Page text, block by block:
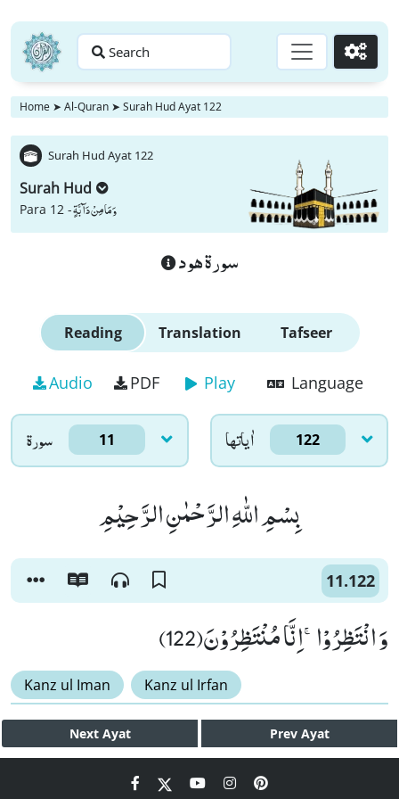
Search Go
Home ➤ Al-Quran ➤ Surah Hud Ayat 122
Surah Hud Ayat 122
Surah Hud
Para 12 -وَ مَا مِنْ دَآبَّةٍ
سورة هود
Reading Translation Tafseer
Audio PDF Play Language
سورۃ 11 اٰياتها 122
بِسْمِ اللّٰهِ الرَّحْمٰنِ الرَّحِیْمِ
11.122
وَ انْتَظِرُوْاۚ-اِنَّا مُنْتَظِرُوْنَ(122)
Kanz ul Iman Kanz ul Irfan
Next Ayat Prev Ayat